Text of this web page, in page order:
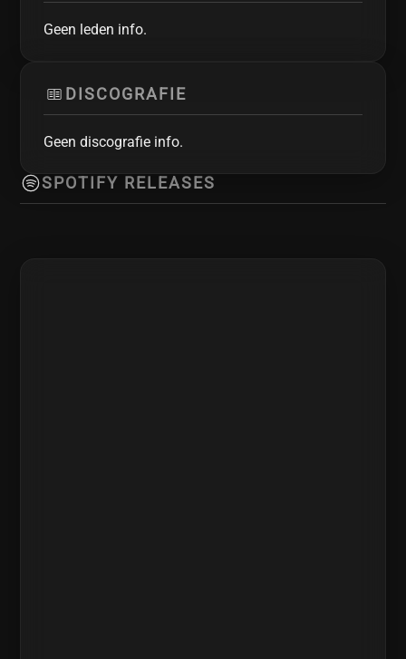
Geen leden info.
DISCOGRAFIE
Geen discografie info.
SPOTIFY RELEASES